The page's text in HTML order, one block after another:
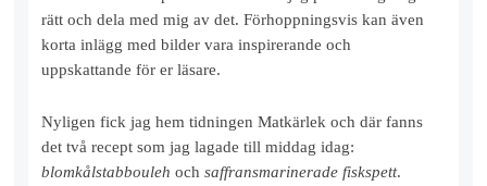
rätt och dela med mig av det. Förhoppningsvis kan även
korta inlägg med bilder vara inspirerande och
uppskattande för er läsare.
Nyligen fick jag hem tidningen Matkärlek och där fanns
det två recept som jag lagade till middag idag:
blomkålstabbouleh ochsaffransmarinerade fiskspett.